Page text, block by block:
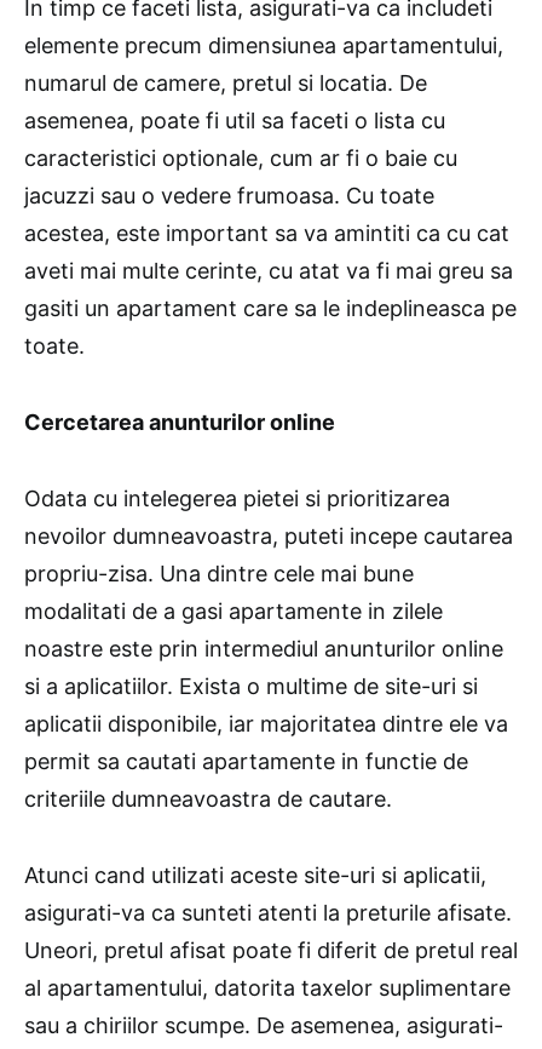
In timp ce faceti lista, asigurati-va ca includeti
elemente precum dimensiunea apartamentului,
numarul de camere, pretul si locatia. De
asemenea, poate fi util sa faceti o lista cu
caracteristici optionale, cum ar fi o baie cu
jacuzzi sau o vedere frumoasa. Cu toate
acestea, este important sa va amintiti ca cu cat
aveti mai multe cerinte, cu atat va fi mai greu sa
gasiti un apartament care sa le indeplineasca pe
toate.
Cercetarea anunturilor online
Odata cu intelegerea pietei si prioritizarea
nevoilor dumneavoastra, puteti incepe cautarea
propriu-zisa. Una dintre cele mai bune
modalitati de a gasi apartamente in zilele
noastre este prin intermediul anunturilor online
si a aplicatiilor. Exista o multime de site-uri si
aplicatii disponibile, iar majoritatea dintre ele va
permit sa cautati apartamente in functie de
criteriile dumneavoastra de cautare.
Atunci cand utilizati aceste site-uri si aplicatii,
asigurati-va ca sunteti atenti la preturile afisate.
Uneori, pretul afisat poate fi diferit de pretul real
al apartamentului, datorita taxelor suplimentare
sau a chiriilor scumpe. De asemenea, asigurati-